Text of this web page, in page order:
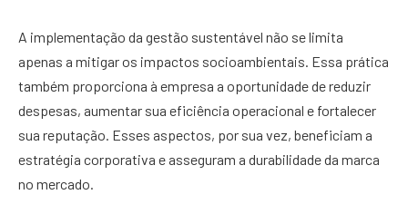
A implementação da gestão sustentável não se limita
apenas a mitigar os impactos socioambientais. Essa prática
também proporciona à empresa a oportunidade de reduzir
despesas, aumentar sua eficiência operacional e fortalecer
sua reputação. Esses aspectos, por sua vez, beneficiam a
estratégia corporativa e asseguram a durabilidade da marca
no mercado.